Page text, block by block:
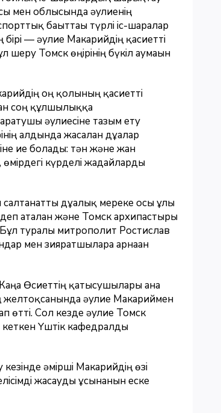
мен облысында әулиенің
бағыттағы түрлі іс-шаралар
бірі — әулие Макарийдің қасиетті
Томск өңірінің бүкіл аумағын
оң қолының қасиетті
соң құлшылыққа
әулиесіне тағзым ету
алдында жасалған дұғалар
ие болады: тән және жан
күрделі жағдайларды
салтанатты дұғалық мереке осы ұлы
аталған және Томск архипастыры
туралы митрополит Ростислав
мен зияратшыларға арнаған
Өсиеттің қатысушылары ғана
әулие Макариймен
өтті. Сол кезде әулие Томск
кеткен Үштік кафедралды
әмірші Макарийдің өзі
жасауды ұсынғанын еске